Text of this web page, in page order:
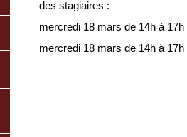
des stagiaires :
mercredi 18 mars de 14h à
mercredi 18 mars de 14h à